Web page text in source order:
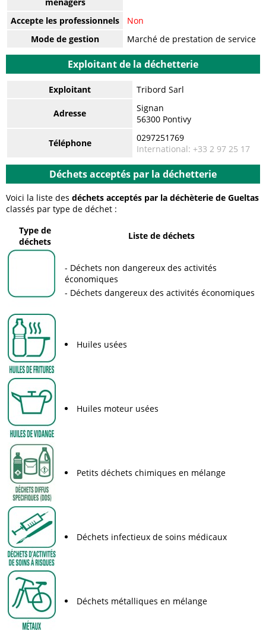
Accepte les professionnels
Non
Mode de gestion
Marché de prestation de service
Exploitant de la déchetterie
Exploitant Tribord Sarl
Adresse
Signan
56300 Pontivy
Téléphone
0297251769
International: +33 2 97 25 17
Déchets acceptés par la déchetterie
Voici la liste des déchets acceptés par la déchèterie de Gueltas
classés par type de déchet :
Type de
déchets
Liste de déchets
Déchets non dangereux des activités
économiques
Déchets dangereux des activités économiques
Huiles usées
Huiles moteur usées
Petits déchets chimiques en mélange
Déchets infectieux de soins médicaux
Déchets métalliques en mélange